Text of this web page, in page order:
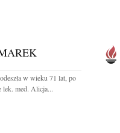
w wieku 71 lat, po
lek. med. Alicja...